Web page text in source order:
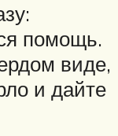
помощь.
виде,
и дайте